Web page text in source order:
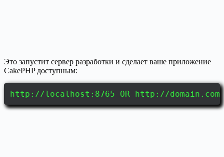
Это запустит сервер разработки и сделает ваше приложение
CakePHP доступным:
http://localhost:8765 OR http://domain.com